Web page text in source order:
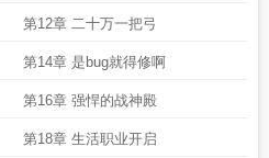
第12章 二十万一把弓
第14章 是bug就得修啊
第16章 强悍的战神殿
第18章 生活职业开启